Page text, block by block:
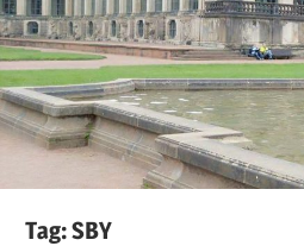
Tag:SBY